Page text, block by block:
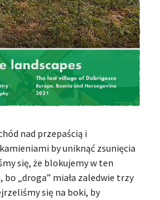
nad przepaścią i
by uniknąć zsunięcia
się, że blokujemy w ten
bo „droga” miała zaledwie trzy
się na boki, by